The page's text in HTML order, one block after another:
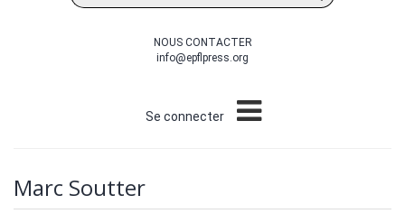
sur
site
NOUS CONTACTER
info@epflpress.org
Se connecter
Marc Soutter